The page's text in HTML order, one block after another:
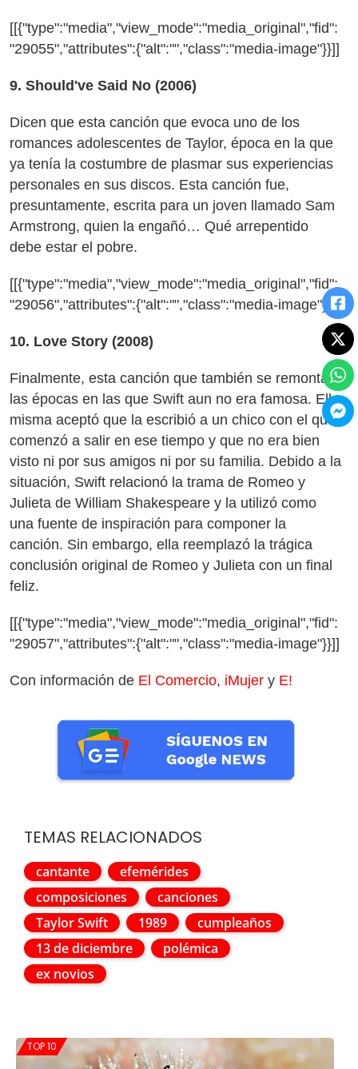
[[{"type":"media","view_mode":"media_original","fid":
"29055","attributes":{"alt":"","class":"media-image"}}]]
9. Should've Said No (2006)
Dicen que esta canción que evoca uno de los
romances adolescentes de Taylor, época en la que
ya tenía la costumbre de plasmar sus experiencias
personales en sus discos. Esta canción fue,
presuntamente, escrita para un joven llamado Sam
Armstrong, quien la engañó… Qué arrepentido
debe estar el pobre.
[[{"type":"media","view_mode":"media_original","fid":
"29056","attributes":{"alt":"","class":"media-image"}}]]
10. Love Story (2008)
Finalmente, esta canción que también se remonta a
las épocas en las que Swift aun no era famosa. Ella
misma aceptó que la escribió a un chico con el que
comenzó a salir en ese tiempo y que no era bien
visto ni por sus amigos ni por su familia. Debido a la
situación, Swift relacionó la trama de Romeo y
Julieta de William Shakespeare y la utilizó como
una fuente de inspiración para componer la
canción. Sin embargo, ella reemplazó la trágica
conclusión original de Romeo y Julieta con un final
feliz.
[[{"type":"media","view_mode":"media_original","fid":
"29057","attributes":{"alt":"","class":"media-image"}}]]
Con información de El Comercio, iMujer y E!
TEMAS RELACIONADOS
cantante
efemérides
composiciones
canciones
Taylor Swift
1989
cumpleaños
13 de diciembre
polémica
ex novios
TOP 10